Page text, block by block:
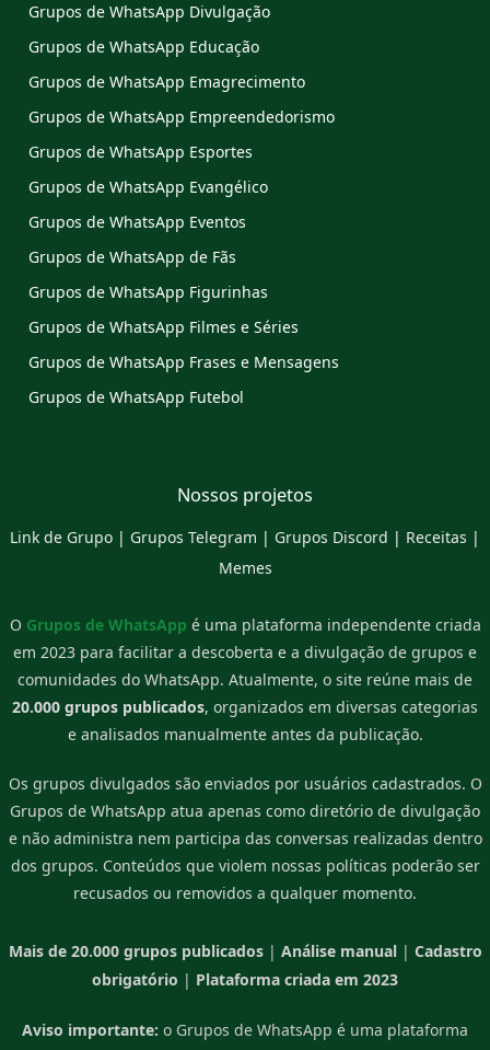
Grupos de WhatsApp Divulgação
Grupos de WhatsApp Educação
Grupos de WhatsApp Emagrecimento
Grupos de WhatsApp Empreendedorismo
Grupos de WhatsApp Esportes
Grupos de WhatsApp Evangélico
Grupos de WhatsApp Eventos
Grupos de WhatsApp de Fãs
Grupos de WhatsApp Figurinhas
Grupos de WhatsApp Filmes e Séries
Grupos de WhatsApp Frases e Mensagens
Grupos de WhatsApp Futebol
Nossos projetos
Link de Grupo | Grupos Telegram | Grupos Discord | Receitas |
Memes
O Grupos de WhatsApp é uma plataforma independente criada
em 2023 para facilitar a descoberta e a divulgação de grupos e
comunidades do WhatsApp. Atualmente, o site reúne mais de
20.000 grupos publicados, organizados em diversas categorias
e analisados manualmente antes da publicação.
Os grupos divulgados são enviados por usuários cadastrados. O
Grupos de WhatsApp atua apenas como diretório de divulgação
e não administra nem participa das conversas realizadas dentro
dos grupos. Conteúdos que violem nossas políticas poderão ser
recusados ou removidos a qualquer momento.
Mais de 20.000 grupos publicados| Análise manual| Cadastro
obrigatório | Plataforma criada em 2023
Aviso importante: o Grupos de WhatsApp é uma plataforma